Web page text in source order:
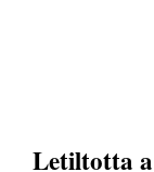
Letiltotta